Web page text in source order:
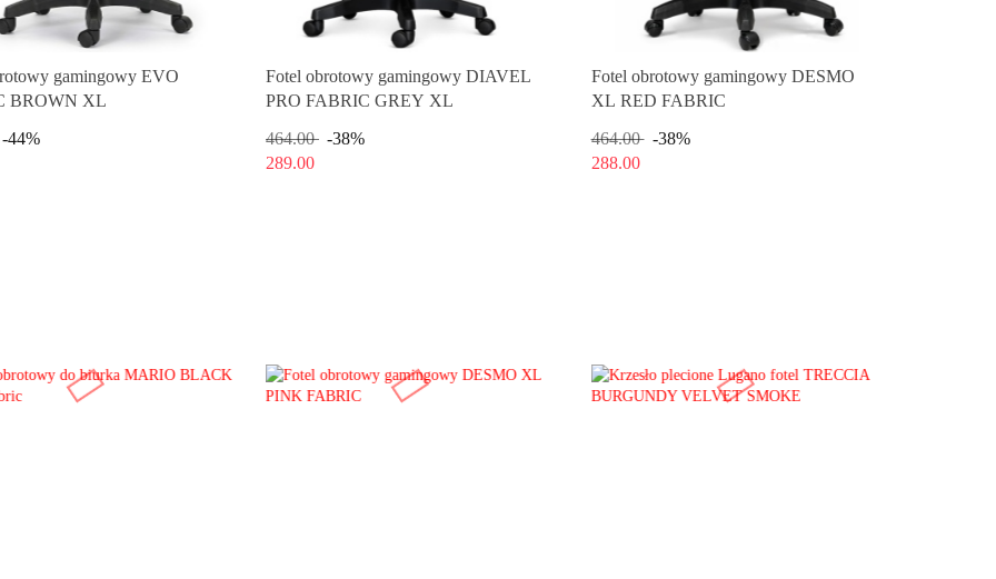
gamingowy EVO
BROWN XL
-44%
Fotel obrotowy gamingowy DIAVEL
PRO FABRIC GREY XL
464.00
-38%
289.00
Fotel obrotowy gamingowy DESMO
XL RED FABRIC
464.00
-38%
288.00